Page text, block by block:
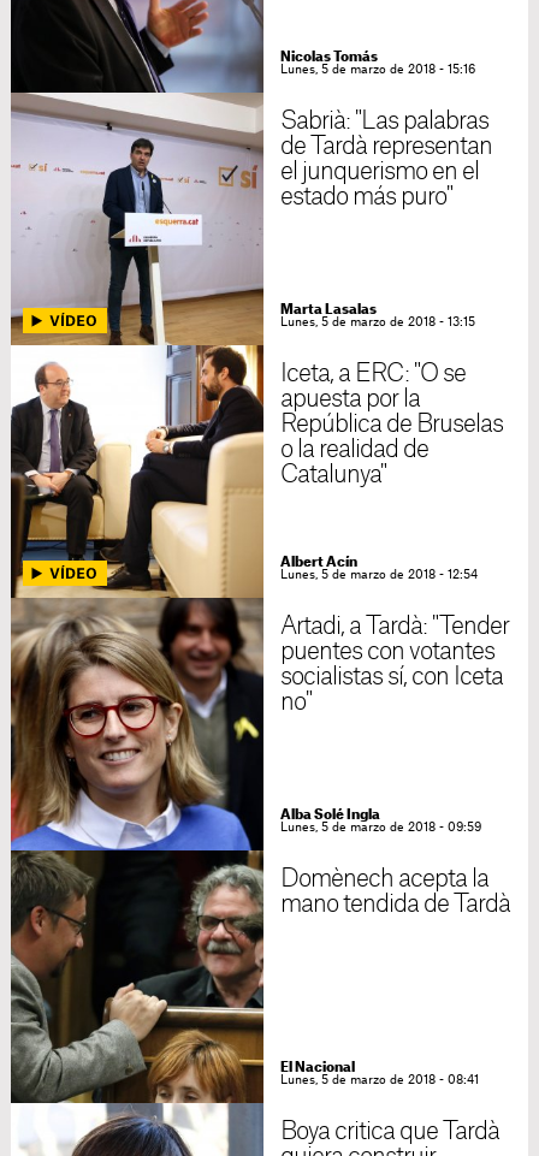
Nicolas Tomás
Lunes, 5 de marzo de 2018 - 15:16
Sabrià: "Las palabras
de Tardà representan
el junquerismo en el
estado más puro"
Marta Lasalas
Lunes, 5 de marzo de 2018 - 13:15
Iceta, a ERC: "O se
apuesta por la
República de Bruselas
o la realidad de
Catalunya"
Albert Acín
Lunes, 5 de marzo de 2018 - 12:54
Artadi, a Tardà: "Tender
puentes con votantes
socialistas sí, con Iceta
no"
Alba Solé Ingla
Lunes, 5 de marzo de 2018 - 09:59
Domènech acepta la
mano tendida de Tardà
El Nacional
Lunes, 5 de marzo de 2018 - 08:41
Boya critica que Tardà